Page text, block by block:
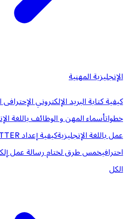
الإنجليزية المهنية
خطواتأسماء المهن و الوظائف باللغة
عمل باللغة الإنجليزية
احترافيخمس طرق لختام رسالة عمل
الكل